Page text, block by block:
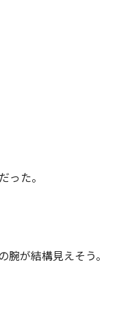
った。
が結構見えそう。